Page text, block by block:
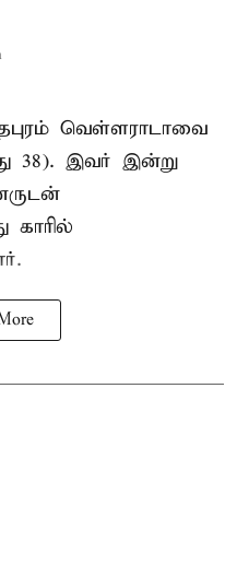
வெள்ளராடாவை
38). இவர் இன்று
காரில்